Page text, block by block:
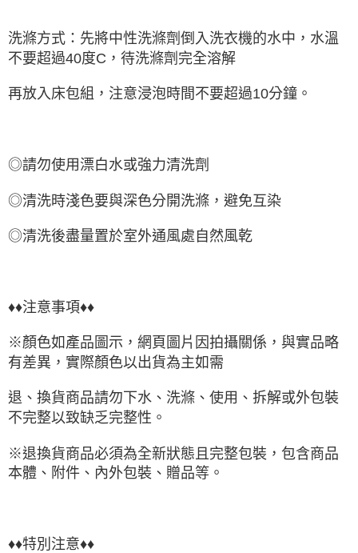
洗滌方式：先將中性洗滌劑倒入洗衣機的水中，水溫
不要超過40度C，待洗滌劑完全溶解
再放入床包組，注意浸泡時間不要超過10分鐘。
◎請勿使用漂白水或強力清洗劑
◎清洗時淺色要與深色分開洗滌，避免互染
◎清洗後盡量置於室外通風處自然風乾
♦♦注意事項♦♦
※顏色如產品圖示，網頁圖片因拍攝關係，與實品略
有差異，實際顏色以出貨為主如需
退、換貨商品請勿下水、洗滌、使用、拆解或外包裝
不完整以致缺乏完整性。
※退換貨商品必須為全新狀態且完整包裝，包含商品
本體、附件、內外包裝、贈品等。
♦♦特別注意♦♦